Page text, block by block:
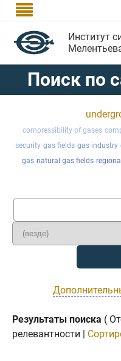

Институт
Поиск по
compressibility of gases
security gas fields gas industry
gas natural gas fields
Результаты поиска (
релевантности |